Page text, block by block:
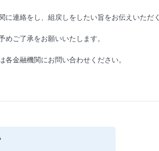
連絡をし、組戻しをしたい旨をお伝えいただく
ご了承をお願いいたします。
金融機関にお問い合わせください。